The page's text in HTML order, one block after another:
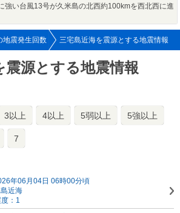
強い台風13号が久米島の北西約100kmを西北西に進
地震発生回数 三宅島近海を震源とする地震情報
震源とする地震情報
3以上 4以上 5弱以上 5強以上
7
年06月04日 06時00分頃
近海
：1